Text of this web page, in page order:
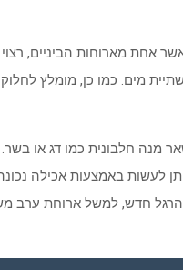
אחת מארוחות הביניים,
90 – 160 קלוריות, ועל כן מומלץ להמעיט ביין ולהרבות
מנה חלבונית כמו דג או
לעשות באמצעות אכילה
חדש, למשל ארוחת ערב